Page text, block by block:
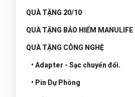
QUÀ TẶNG 20/10
QUÀ TẶNG BẢO HIỂM MANULIFE
QUÀ TẶNG CÔNG NGHỆ
• Adapter - Sạc chuyển đổi.
• Pin Dự Phòng